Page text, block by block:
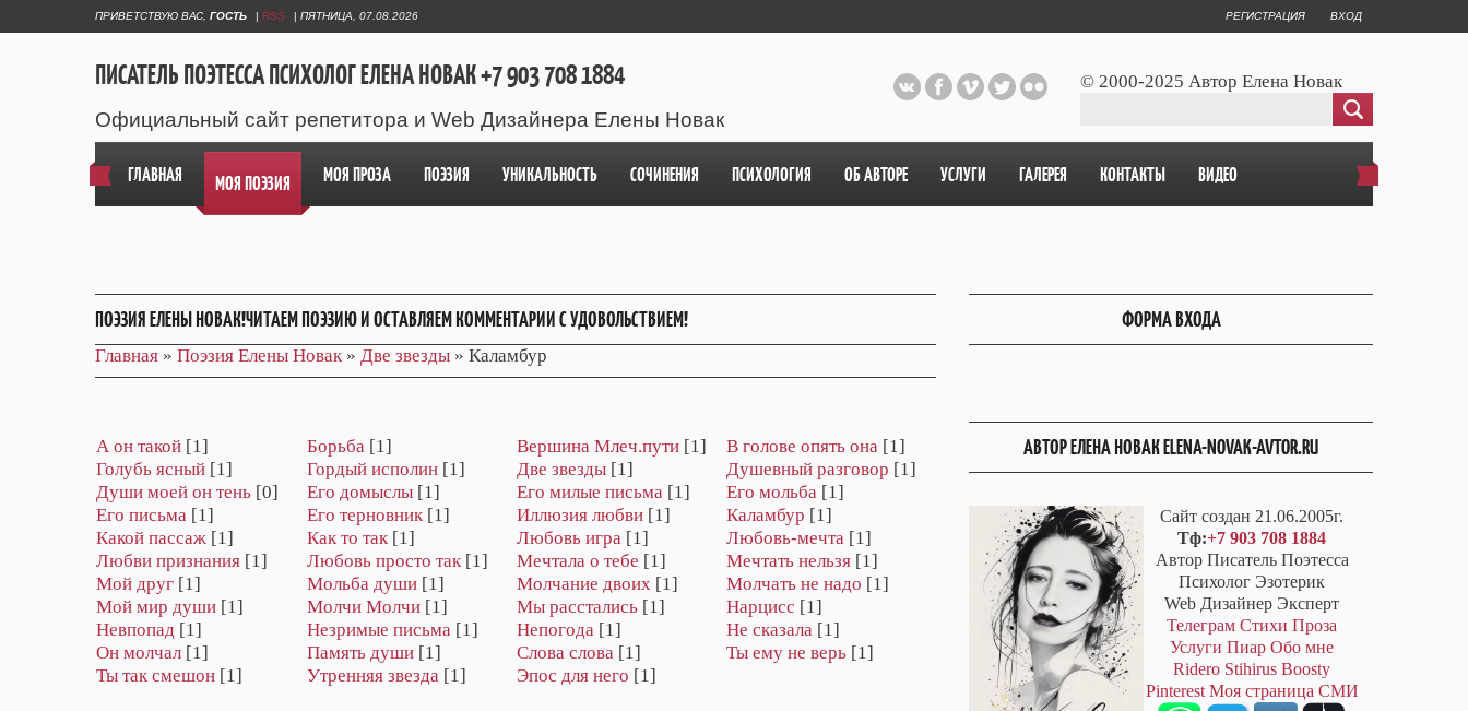
ПРИВЕТСТВУЮ ВАС ГОСТЬ | RSS | ПЯТНИЦА, 07.08.2026 РЕГИСТРАЦИЯ ВХОД
ПИСАТЕЛЬ ПОЭТЕССА ПСИХОЛОГ ЕЛЕНА НОВАК +7 903 708 1884
Официальный сайт репетитора и Web Дизайнера Елены Новак
© 2000-2025 Автор Елена Новак
ГЛАВНАЯ МОЯ ПОЭЗИЯ МОЯ ПРОЗА ПОЭЗИЯ УНИКАЛЬНОСТЬ СОЧИНЕНИЯ ПСИХОЛОГИЯ ОБ АВТОРЕ УСЛУГИ ГАЛЕРЕЯ КОНТАКТЫ ВИДЕО
ПОЭЗИЯ ЕЛЕНЫ НОВАК!ЧИТАЕМ ПОЭЗИЮ И ОСТАВЛЯЕМ КОММЕНТАРИИ С УДОВОЛЬСТВИЕМ!
Главная » Поэзия Елены Новак» Две звезды » Каламбур
А он такой [1] Борьба [1] Вершина Млеч.пути [1] В голове опять она [1]
Голубь ясный [1] Гордый исполин [1] Две звезды [1] Душевный разговор [1]
Души моей он тень [0] Его домыслы [1] Его милые письма [1] Его мольба [1]
Его письма [1] Его терновник [1] Иллюзия любви [1] Каламбур [1]
Какой пассаж [1] Как то так [1] Любовь игра [1] Любовь-мечта [1]
Любви признания [1] Любовь просто так [1] Мечтала о тебе [1] Мечтать нельзя [1]
Мой друг [1] Мольба души [1] Молчание двоих [1] Молчать не надо [1]
Мой мир души [1] Молчи Молчи [1] Мы расстались [1] Нарцисс [1]
Невпопад [1] Незримые письма [1] Непогода [1] Не сказала [1]
Он молчал [1] Память души [1] Cлова слова [1] Ты ему не верь [1]
Ты так смешон [1] Утренняя звезда [1] Эпос для него [1]
ФОРМА ВХОДА
АВТОР ЕЛЕНА НОВАК ELENA-NOVAK-AVTOR.RU
Сайт создан 21.06.2005г.
Тф:+7 903 708 1884
Автор Писатель Поэтесса
Психолог Эзотерик
Web Дизайнер Эксперт
Телеграм Стихи Проза
Услуги Пиар Обо мне
Ridero Stihirus Boosty
Pinterest Моя страница СМИ